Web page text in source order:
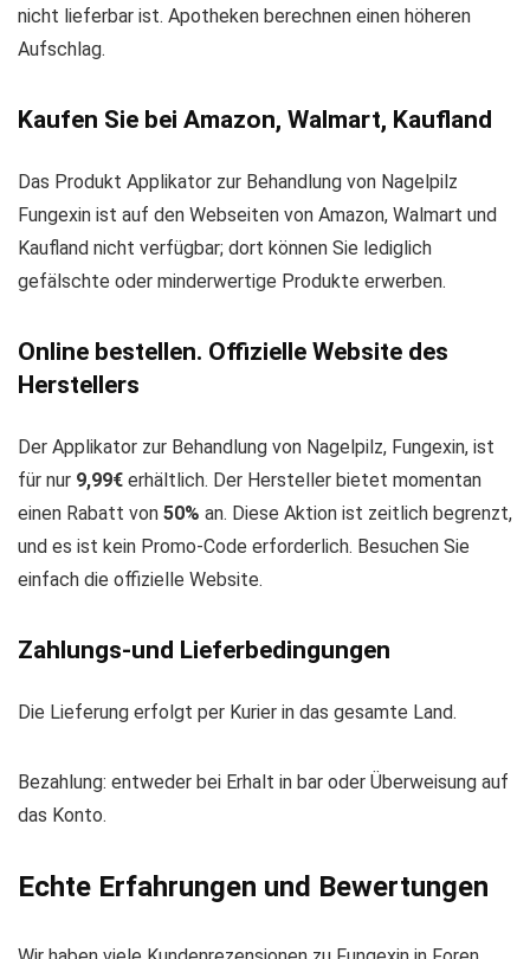
nicht lieferbar ist. Apotheken berechnen einen höheren
Aufschlag.
Kaufen Sie bei Amazon, Walmart, Kaufland
Das Produkt Applikator zur Behandlung von Nagelpilz
Fungexin ist auf den Webseiten von Amazon, Walmart und
Kaufland nicht verfügbar; dort können Sie lediglich
gefälschte oder minderwertige Produkte erwerben.
Online bestellen. Offizielle Website des
Herstellers
Der Applikator zur Behandlung von Nagelpilz, Fungexin, ist
für nur 9,99€ erhältlich. Der Hersteller bietet momentan
einen Rabatt von 50% an. Diese Aktion ist zeitlich begrenzt,
und es ist kein Promo-Code erforderlich. Besuchen Sie
einfach die offizielle Website.
Zahlungs-und Lieferbedingungen
Die Lieferung erfolgt per Kurier in das gesamte Land.
Bezahlung: entweder bei Erhalt in bar oder Überweisung auf
das Konto.
Echte Erfahrungen und Bewertungen